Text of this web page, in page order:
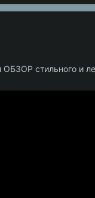
стильного и